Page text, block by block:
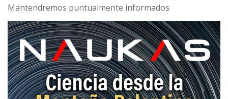
Mantendremos puntualmente informados